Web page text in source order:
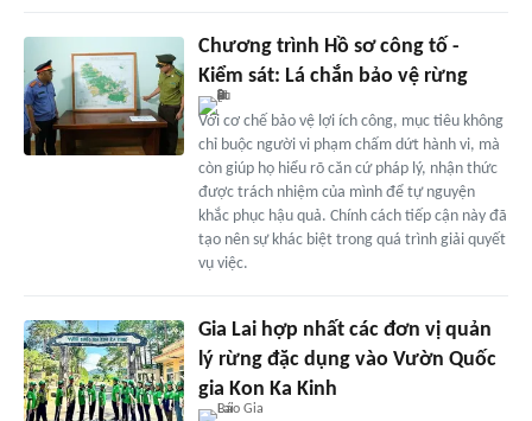
Chương trình Hồ sơ công tố -
Kiểm sát: Lá chắn bảo vệ rừng
Với cơ chế bảo vệ lợi ích công, mục tiêu không
chỉ buộc người vi phạm chấm dứt hành vi, mà
còn giúp họ hiểu rõ căn cứ pháp lý, nhận thức
được trách nhiệm của mình để tự nguyện
khắc phục hậu quả. Chính cách tiếp cận này đã
tạo nên sự khác biệt trong quá trình giải quyết
vụ việc.
Gia Lai hợp nhất các đơn vị quản
lý rừng đặc dụng vào Vườn Quốc
gia Kon Ka Kinh